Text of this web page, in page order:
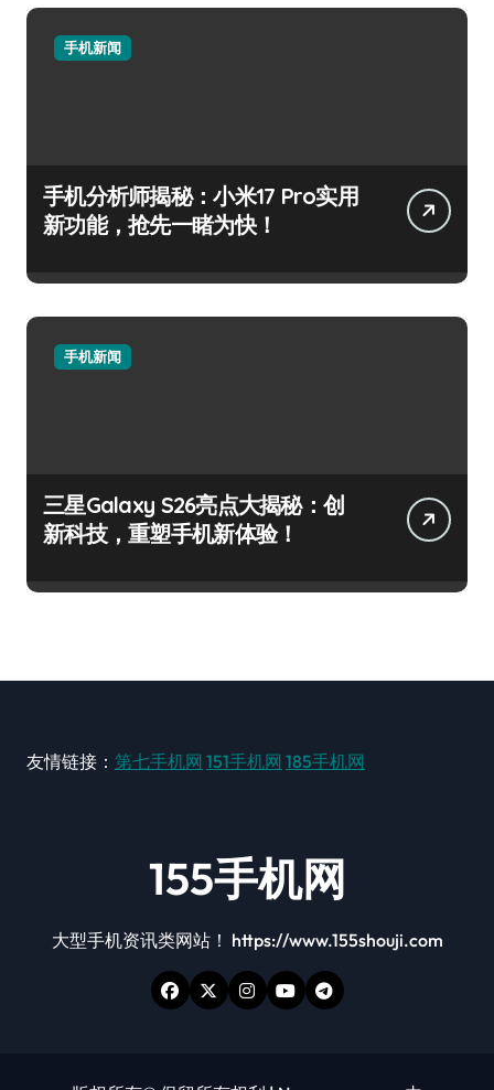
手机新闻
手机分析师揭秘：小米17 Pro实用
新功能，抢先一睹为快！
手机新闻
三星Galaxy S26亮点大揭秘：创
新科技，重塑手机新体验！
友情链接： 第七手机网 151手机网 185手机网
155手机网
大型手机资讯类网站！ https://www.155shouji.com